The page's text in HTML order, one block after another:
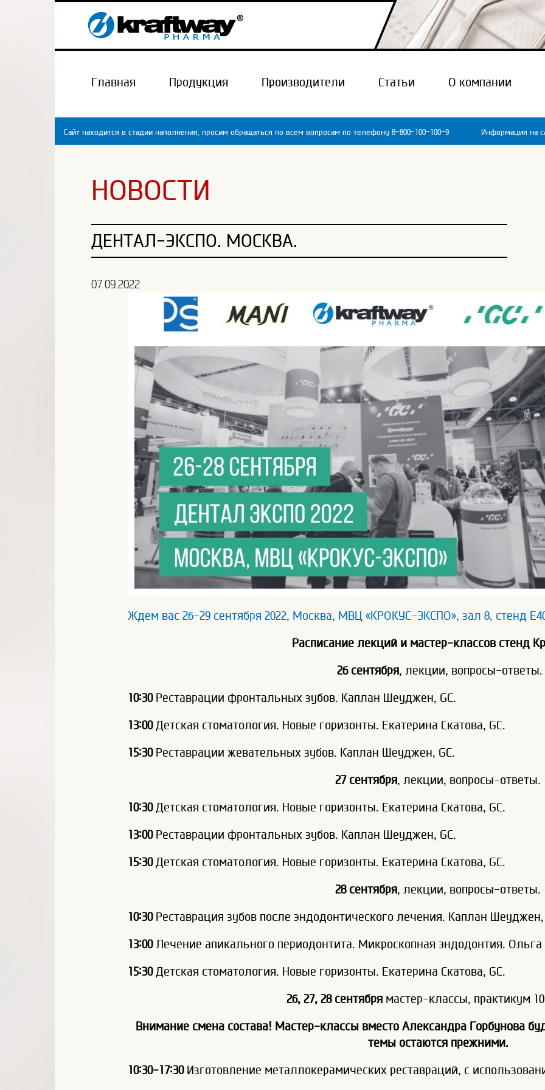
Главная Продукция Производители Статьи О компании
Сайт находится в стадии наполнения, просим обращаться по всем вопросам по телефону 8-800-100-100-9 Информация на
НОВОСТИ
ДЕНТАЛ-ЭКСПО. МОСКВА.
07.09.2022
Ждем вас 26-29 сентября 2022, Москва, МВЦ «КРОКУС-ЭКСПО», зал 8, стенд
Расписание лекций и мастер-классов стенд
26 сентября, лекции, вопросы-ответы.
10:30Реставрации фронтальных зубов. Каплан Шеуджен, GC.
13:00Детская стоматология. Новые горизонты. Екатерина Скатова, GC.
15:30Реставрации жевательных зубов. Каплан Шеуджен, GC.
27 сентября, лекции, вопросы-ответы.
10:30 Детская стоматология. Новые горизонты. Екатерина Скатова, GC.
13:00 Реставрации фронтальных зубов. Каплан Шеуджен, GC.
15:30 Детская стоматология. Новые горизонты. Екатерина Скатова, GC.
28 сентября, лекции, вопросы-ответы.
10:30 Реставрация зубов после эндодонтического лечения. Каплан Шеуджен,
13:00 Лечение апикального периодонтита. Микроскопная эндодонтия. Ольга
15:30 Детская стоматология. Новые горизонты. Екатерина Скатова, GC.
26, 27, 28 сентября мастер-классы, практикум
Внимание смена состава! Мастер-классы вместо Александра Горбунова
темы остаются прежними.
10:30-17:30Изготовление металлокерамических реставраций, с